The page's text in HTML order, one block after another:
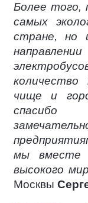
Более того,
самых
стране, но
количество
чище и
спасибо
мы вместе
высокого
Москвы